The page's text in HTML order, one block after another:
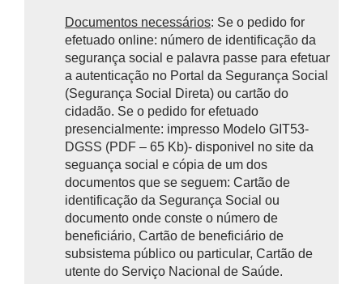
Documentos necessários: Se o pedido for
efetuado online: número de identificação da
segurança social e palavra passe para efetuar
a autenticação no Portal da Segurança Social
(Segurança Social Direta) ou cartão do
cidadão. Se o pedido for efetuado
presencialmente: impresso Modelo GIT53-
DGSS (PDF – 65 Kb)- disponivel no site da
seguança social e cópia de um dos
documentos que se seguem: Cartão de
identificação da Segurança Social ou
documento onde conste o número de
beneficiário, Cartão de beneficiário de
subsistema público ou particular, Cartão de
utente do Serviço Nacional de Saúde.